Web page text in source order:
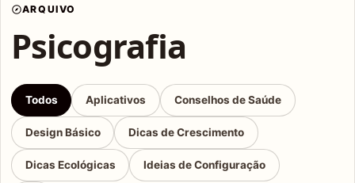
ARQUIVO
Psicografia
Todos Aplicativos Conselhos de Saúde
Design Básico Dicas de Crescimento
Dicas Ecológicas Ideias de Configuração